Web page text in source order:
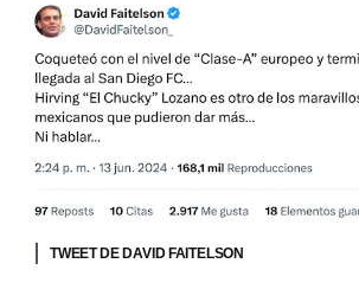
TWEET DE DAVID FAITELSON